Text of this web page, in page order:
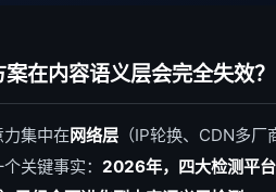
在内容语义层会完全失效？
集中在网络层 （IP轮换、CDN多
关键事实： 2026年，四大检测平